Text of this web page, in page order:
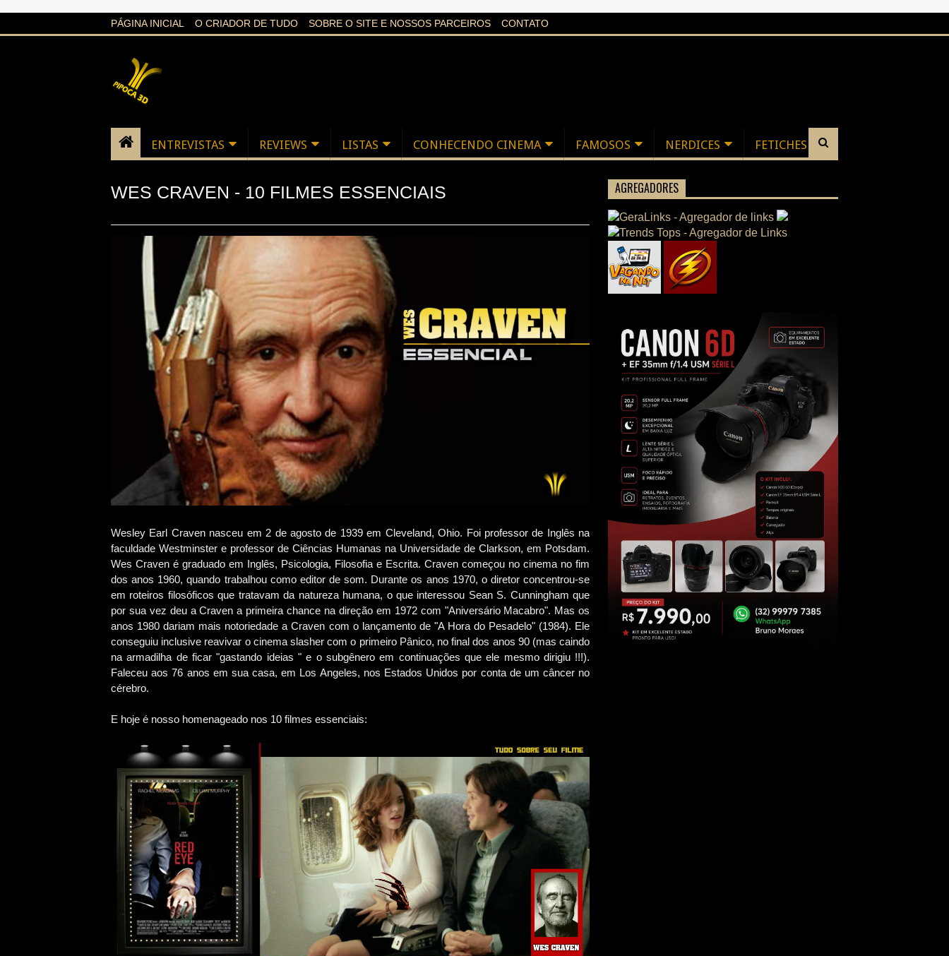
PÁGINA INICIAL O CRIADOR DE TUDO SOBRE O SITE E NOSSOS PARCEIROS CONTATO
ENTREVISTAS REVIEWS LISTAS CONHECENDO CINEMA FAMOSOS NERDICES FETICHES
WES CRAVEN - 10 FILMES ESSENCIAIS
Wesley Earl Craven nasceu em 2 de agosto de 1939 em Cleveland, Ohio. Foi professor de Inglês na
faculdade Westminster e professor de Ciências Humanas na Universidade de Clarkson, em Potsdam.
Wes Craven é graduado em Inglês, Psicologia, Filosofia e Escrita. Craven começou no cinema no fim
dos anos 1960, quando trabalhou como editor de som. Durante os anos 1970, o diretor concentrou-se
em roteiros filosóficos que tratavam da natureza humana, o que interessou Sean S. Cunningham que
por sua vez deu a Craven a primeira chance na direção em 1972 com "Aniversário Macabro". Mas os
anos 1980 dariam mais notoriedade a Craven com o lançamento de "A Hora do Pesadelo" (1984). Ele
conseguiu inclusive reavivar o cinema slasher com o primeiro Pânico, no final dos anos 90 (mas caindo
na armadilha de ficar "gastando ideias " e o subgênero em continuações que ele mesmo dirigiu !!!).
Faleceu aos 76 anos em sua casa, em Los Angeles, nos Estados Unidos por conta de um câncer no
cérebro.
E hoje é nosso homenageado nos 10 filmes essenciais:
AGREGADORES